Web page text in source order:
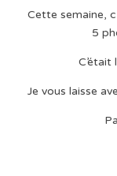
Cette semaine,
5
Je vous laisse